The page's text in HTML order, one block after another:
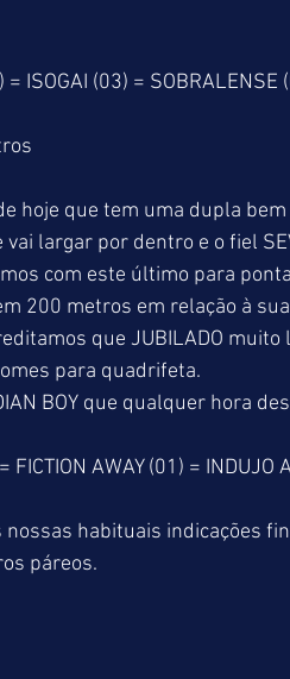
= ISOGAI (03) = SOBRALENSE
hoje que tem uma dupla bem
largar por dentro e o fiel
com este último para
200 metros em relação à
que JUBILADO muito
para quadrifeta.
BOY que qualquer hora
FICTION AWAY (01) = INDUJO
habituais indicações
páreos.